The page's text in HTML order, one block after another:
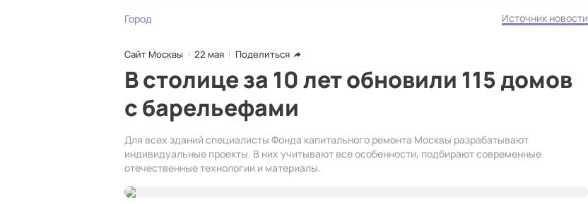
Город Источник новости
Сайт Москвы 22 мая Поделиться
В столице за 10 лет обновили 115 домов
с барельефами
Для всех зданий специалисты Фонда капитального ремонта Москвы разрабатывают
индивидуальные проекты. В них учитывают все особенности, подбирают современные
отечественные технологии и материалы.